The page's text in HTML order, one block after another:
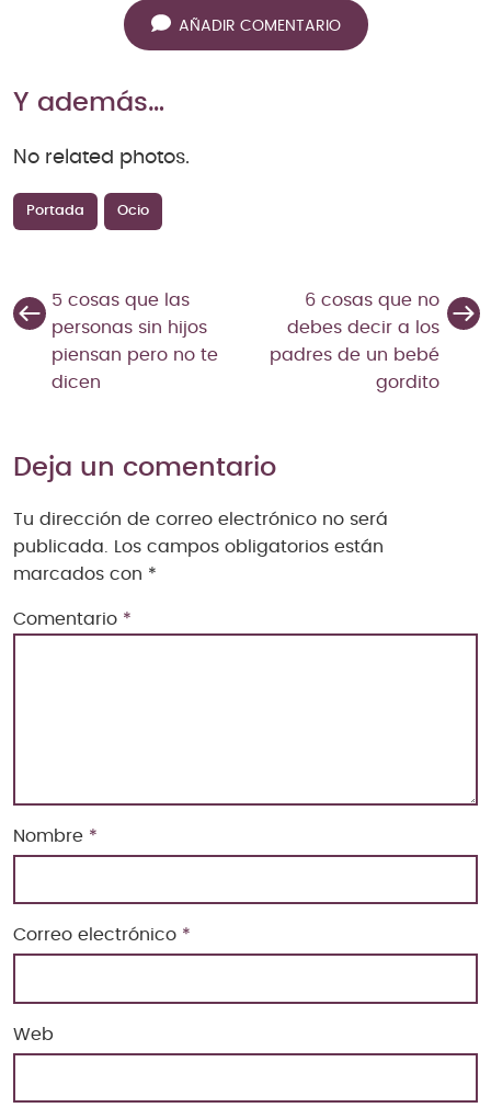
AÑADIR COMENTARIO
Y además…
No related photos.
Portada Ocio
5 cosas que las
personas sin hijos
piensan pero no te
dicen
6 cosas que no
debes decir a los
padres de un bebé
gordito
Deja un comentario
Tu dirección de correo electrónico no será
publicada.
Los campos obligatorios están
marcados con *
Comentario *
Nombre *
Correo electrónico *
Web